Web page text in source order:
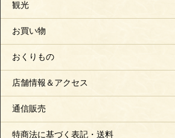
観光
お買い物
おくりもの
店舗情報＆アクセス
通信販売
特商法に基づく表記・送料